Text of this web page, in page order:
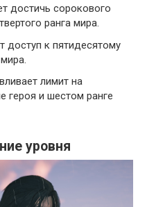
достичь сорокового
ранга мира.
доступ к пятидесятому
лимит на
героя и шестом ранге
уровня